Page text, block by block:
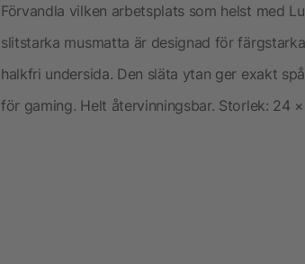
Förvandla vilken arbetsplats som helst med
slitstarka musmatta är designad för
halkfri undersida. Den släta ytan ger exakt
för gaming. Helt återvinningsbar. Storlek: 24